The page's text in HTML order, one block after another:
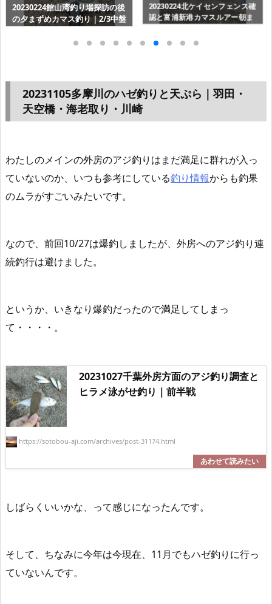
20230224北ケイセンフェンス確
認と富浦新港カマスルアー朝ま
ずめ｜1/3前半戦
20230113カマス調査で大逆転～
北ケイセンの夕まずめ＠富浦新
港
20231105多摩川のハゼ釣りと天ぷら｜羽田・
天空橋・海老取り・川崎
わたしのメインの外房のアジ釣りはまだ満足に群れが入っ
ていないのか、いつも参考にしている釣り情報からも釣果
のムラがすごいみたいです。
なので、前回10/27は爆釣しましたが、外房へのアジ釣り連
続釣行は避けました。
というか、いきなり爆釣だったので満足してしまっ
て・・・・。
20231027千葉外房方面のアジ釣り調査と
ヒラメ泳がせ釣り｜前半戦
https://sotobou-aji.com/archives/post-31174.html
しばらくいいかな、って感じになったんです。
そして、ちなみに今年は今現在、11月でもハゼ釣りに行っ
ていないんです。